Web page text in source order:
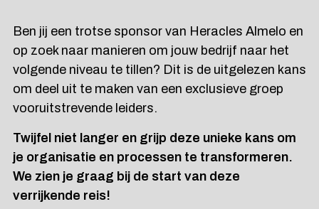
Ben jij een trotse sponsor van Heracles Almelo en
op zoek naar manieren om jouw bedrijf naar het
volgende niveau te tillen? Dit is de uitgelezen kans
om deel uit te maken van een exclusieve groep
vooruitstrevende leiders.
Twijfel niet langer en grijp deze unieke kans om
je organisatie en processen te transformeren.
We zien je graag bij de start van deze
verrijkende reis!